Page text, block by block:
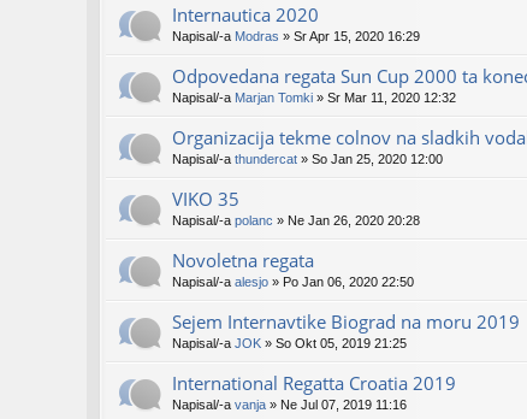
Internautica 2020
Napisal/-a Modras » Sr Apr 15, 2020 16:29
Odpovedana regata Sun Cup 2000 ta
Napisal/-a Marjan Tomki » Sr Mar 11, 2020 12:32
Organizacija tekme colnov na sladkih
Napisal/-a thundercat » So Jan 25, 2020 12:00
VIKO 35
Napisal/-a polanc » Ne Jan 26, 2020 20:28
Novoletna regata
Napisal/-a alesjo » Po Jan 06, 2020 22:50
Sejem Internavtike Biograd na moru 2019
Napisal/-a JOK » So Okt 05, 2019 21:25
International Regatta Croatia 2019
Napisal/-a vanja » Ne Jul 07, 2019 11:16